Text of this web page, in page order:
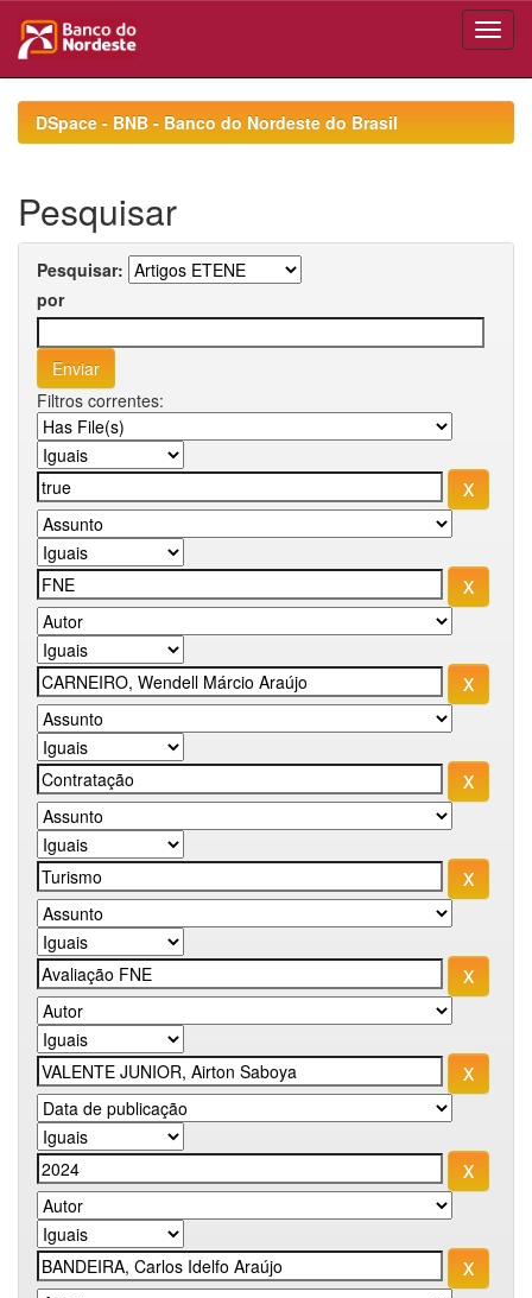
navigationDSpace - BNB - Banco do Nordeste do Brasil
Pesquisar
Pesquisar:
por
Filtros correntes: